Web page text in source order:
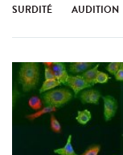
SURDITÉ AUDITION